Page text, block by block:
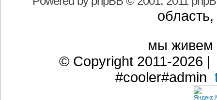
мы
© Copyright 2011-2026
#cooler#admin